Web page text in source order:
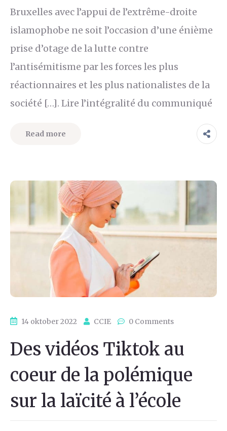
Bruxelles avec l’appui de l’extrême-droite
islamophobe ne soit l’occasion d’une énième
prise d’otage de la lutte contre
l’antisémitisme par les forces les plus
réactionnaires et les plus nationalistes de la
société […]. Lire l’intégralité du communiqué
Read more
14 oktober 2022 CCIE 0 Comments
Des vidéos Tiktok au
coeur de la polémique
sur la laïcité à l’école